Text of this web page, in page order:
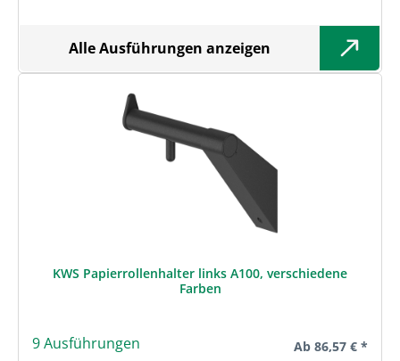
Alle Ausführungen anzeigen
KWS Papierrollenhalter links A100, verschiedene
Farben
9 Ausführungen Regulärer Preis:
Ab 86,57 € *